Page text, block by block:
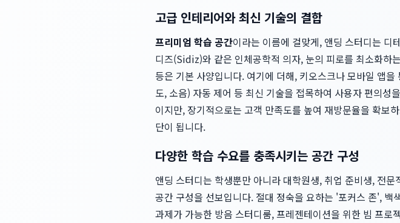
고급 인테리어와 최신 기술의 결합
프리미엄 학습 공간이라는 이름에 걸맞게, 앤딩 스터디는 디
디즈(Sidiz)와 같은 인체공학적 의자, 눈의 피로를 최소화하
등은 기본 사양입니다. 여기에 더해, 키오스크나 모바일 앱
도, 소음) 자동 제어 등 최신 기술을 접목하여 사용자 편의성
이지만, 장기적으로는 고객 만족도를 높여 재방문율을 확보
단이 됩니다.
다양한 학습 수요를 충족시키는 공간 구성
앤딩 스터디는 학생뿐만 아니라 대학원생, 취업 준비생, 전
공간 구성을 선보입니다. 절대 정숙을 요하는 '포커스 존',
과제가 가능한 방음 스터디룸, 프레젠테이션을 위한 빔 프